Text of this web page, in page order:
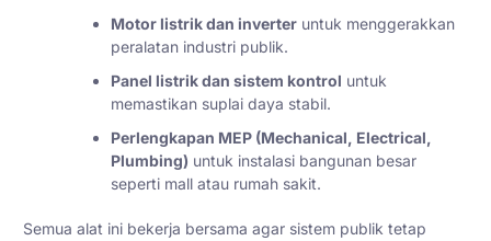
Motor listrik dan inverter untuk menggerakkan
peralatan industri publik.
Panel listrik dan sistem kontrol untuk
memastikan suplai daya stabil.
Perlengkapan MEP (Mechanical, Electrical,
Plumbing) untuk instalasi bangunan besar
seperti mall atau rumah sakit.
Semua alat ini bekerja bersama agar sistem publik tetap